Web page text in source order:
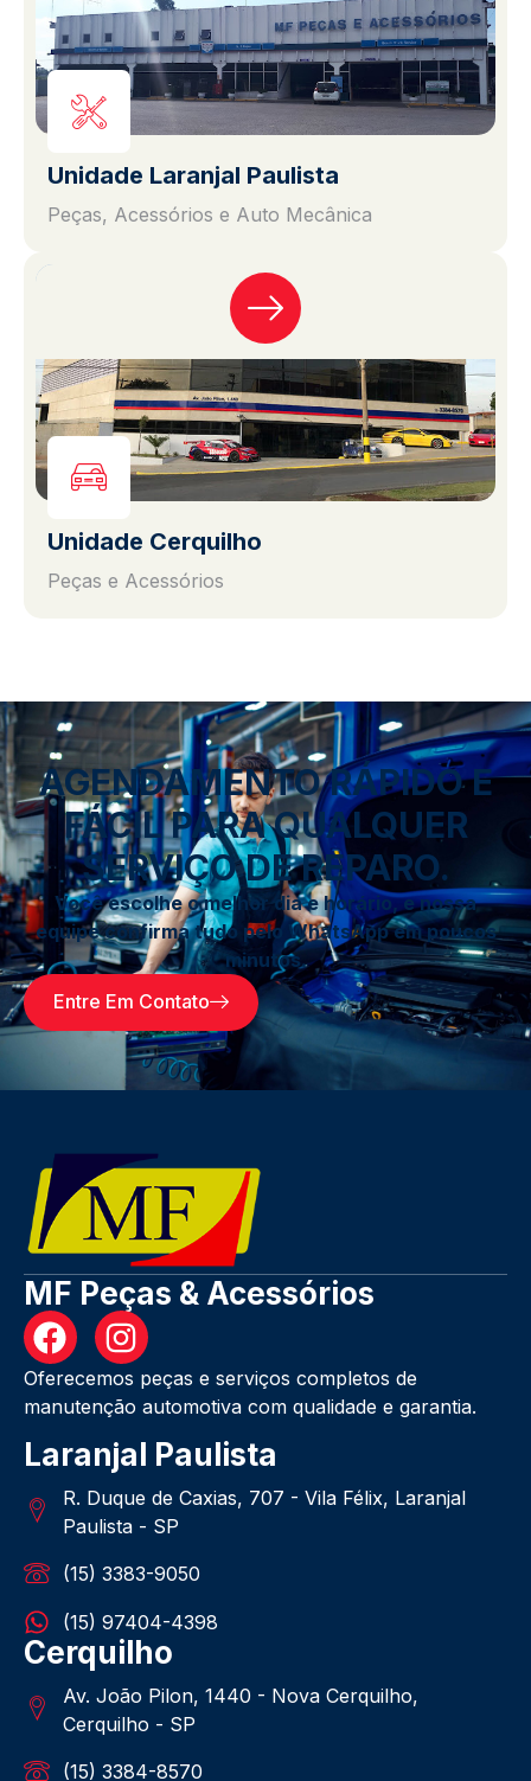
Unidade Laranjal Paulista
Peças, Acessórios e Auto Mecânica
Unidade Cerquilho
Peças e Acessórios
AGENDAMENTO RÁPIDO E
FÁCIL PARA QUALQUER
SERVIÇO DE REPARO.
Você escolhe o melhor dia e horário, e nossa
equipe confirma tudo pelo WhatsApp em poucos
minutos.
Entre Em Contato
MF Peças & Acessórios
Oferecemos peças e serviços completos de
manutenção automotiva com qualidade e garantia.
Laranjal Paulista
R. Duque de Caxias, 707 - Vila Félix, Laranjal
Paulista - SP
(15) 3383-9050
(15) 97404-4398
Cerquilho
Av. João Pilon, 1440 - Nova Cerquilho,
Cerquilho - SP
(15) 3384-8570